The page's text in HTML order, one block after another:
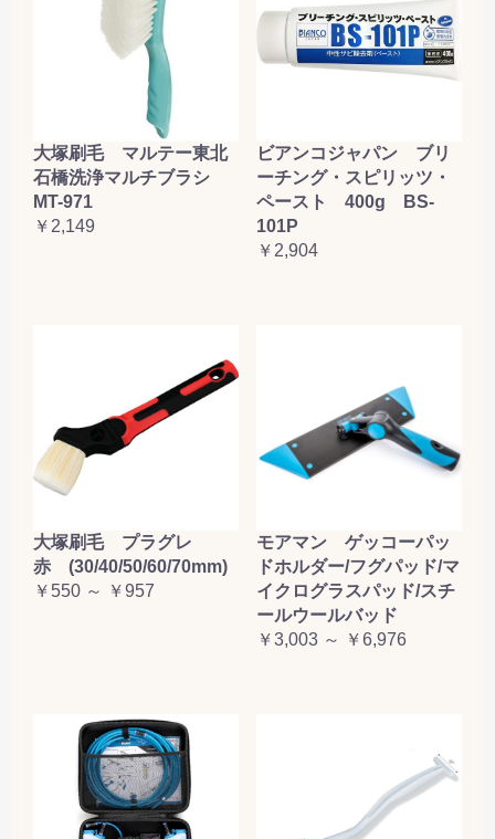
大塚刷毛 マルテー東北
石橋洗浄マルチブラシ
MT-971
￥2,149
ビアンコジャパン ブリ
ーチング・スピリッツ・
ペースト 400g BS-
101P
￥2,904
大塚刷毛 プラグレ
赤 (30/40/50/60/70mm)
￥550 ～ ￥957
モアマン ゲッコーパッ
ドホルダー/フグパッド/マ
イクログラスパッド/スチ
ールウールバッド
￥3,003 ～ ￥6,976